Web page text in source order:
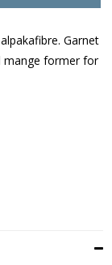
Garnet
mange former for